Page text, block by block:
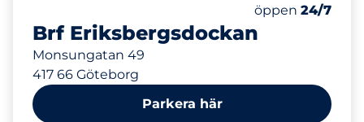
Brf Eriksbergsdockan
Monsungatan 49
417 66 Göteborg
Antal
Totalt antal
öppen 24/7
Parkera här